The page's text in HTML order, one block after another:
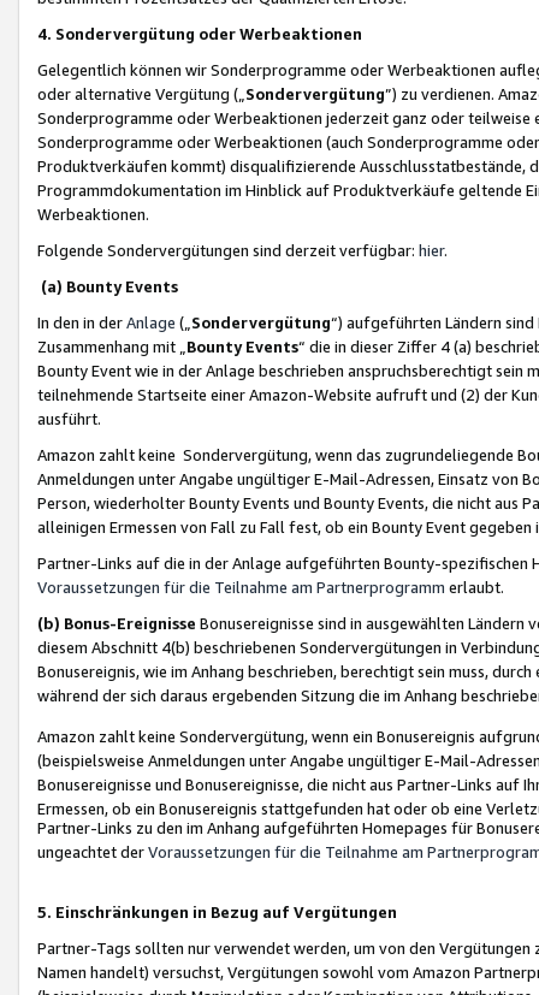
4. Sondervergütung oder Werbeaktionen
Gelegentlich können wir Sonderprogramme oder Werbeaktionen
oder alternative Vergütung („ Sondervergütung”) zu verdienen.
Sonderprogramme oder Werbeaktionen jederzeit ganz oder
Sonderprogramme oder Werbeaktionen (auch Sonderprogramme
Produktverkäufen kommt) disqualifizierende Ausschlusstatbestände,
Programmdokumentation im Hinblick auf Produktverkäufe geltende
Werbeaktionen.
Folgende Sondervergütungen sind derzeit verfügbar: hier.
(a) Bounty Events
In den in derAnlage („ Sondervergütung“) aufgeführten Ländern
Zusammenhang mit „ Bounty Events“ die in dieser Ziffer 4 (a)
Bounty Event wie in der Anlage beschrieben anspruchsberechtigt sein
teilnehmende Startseite einer Amazon-Website aufruft und (2) der
ausführt.
Amazon zahlt keine Sondervergütung, wenn das zugrundeliegende
Anmeldungen unter Angabe ungültiger E-Mail-Adressen, Einsatz von
Person, wiederholter Bounty Events und Bounty Events, die nicht
alleinigen Ermessen von Fall zu Fall fest, ob ein Bounty Event
Partner-Links auf die in der Anlage aufgeführten Bounty-spezifischen
Voraussetzungen für die Teilnahme am Partnerprogramm erlaubt.
(b) Bonus-Ereignisse Bonusereignisse sind in ausgewählten Ländern
diesem Abschnitt 4(b) beschriebenen Sondervergütungen in
Bonusereignis, wie im Anhang beschrieben, berechtigt sein muss,
während der sich daraus ergebenden Sitzung die im Anhang
Amazon zahlt keine Sondervergütung, wenn ein Bonusereignis
(beispielsweise Anmeldungen unter Angabe ungültiger E-Mail-
Bonusereignisse und Bonusereignisse, die nicht aus Partner-Links auf
Ermessen, ob ein Bonusereignis stattgefunden hat oder ob eine
Partner-Links zu den im Anhang aufgeführten Homepages für
ungeachtet derVoraussetzungen für die Teilnahme am
5. Einschränkungen in Bezug auf Vergütungen
Partner-Tags sollten nur verwendet werden, um von den
Namen handelt) versuchst, Vergütungen sowohl vom Amazon